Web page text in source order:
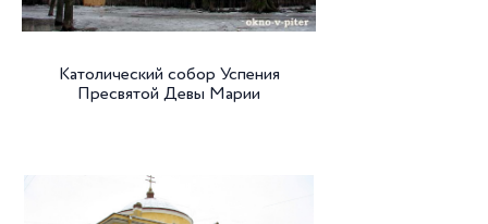
Католический собор Успения
Пресвятой Девы Марии